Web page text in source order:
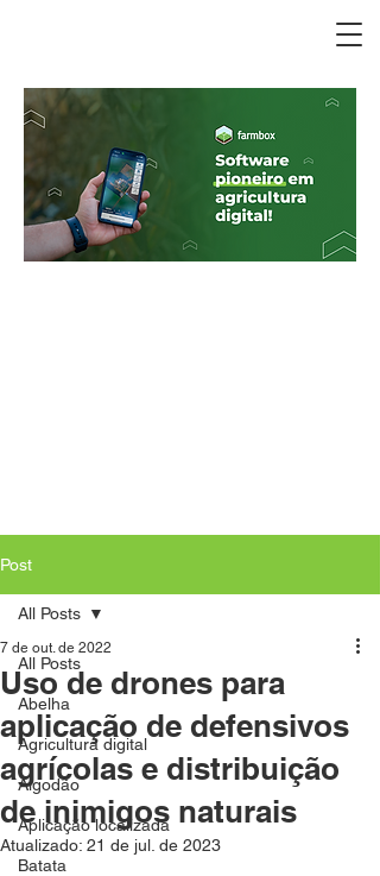
Post
All Posts
Abelha
Agricultura digital
Algodão
Aplicação localizada
Batata
All Posts
Uso de drones para
aplicação de defensivos
agrícolas e distribuição
de inimigos naturais
7 de out. de 2022
Atualizado: 21 de jul. de 2023